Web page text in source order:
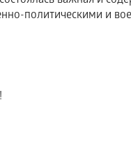
политическими и